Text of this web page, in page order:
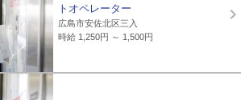
トオペレーター
広島市安佐北区三入
時給 1,250円 ～ 1,500円